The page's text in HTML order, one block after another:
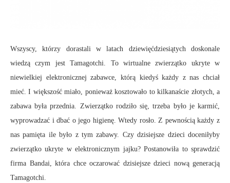
Wszyscy, którzy dorastali w latach dziewięćdziesiątych doskonale
wiedzą czym jest Tamagotchi. To wirtualne zwierzątko ukryte w
niewielkiej elektronicznej zabawce, którą kiedyś każdy z nas chciał
mieć. I większość miało, ponieważ kosztowało to kilkanaście złotych, a
zabawa była przednia. Zwierzątko rodziło się, trzeba było je karmić,
wyprowadzać i dbać o jego higienę. Wtedy rosło. Z pewnością każdy z
nas pamięta ile było z tym zabawy. Czy dzisiejsze dzieci doceniłyby
zwierzątko ukryte w elektronicznym jajku? Postanowiła to sprawdzić
firma Bandai, która chce oczarować dzisiejsze dzieci nową generacją
Tamagotchi.